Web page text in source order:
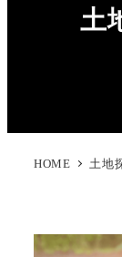
土
HOME 土地